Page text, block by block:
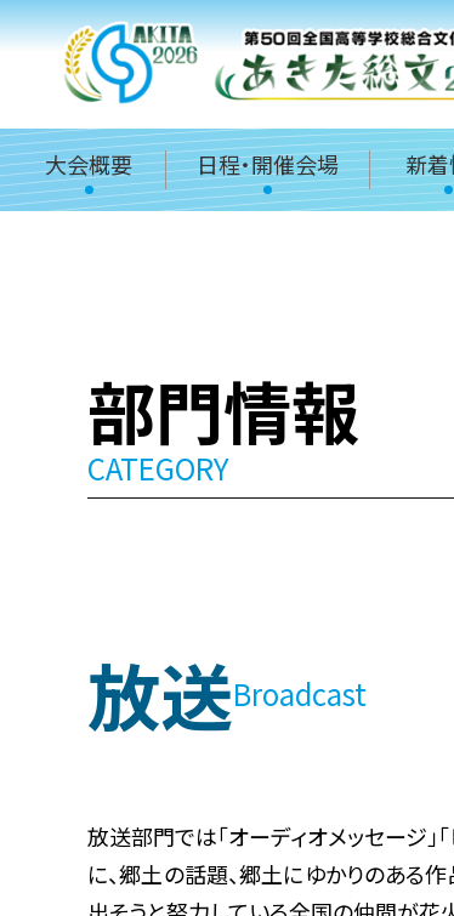
大会概要 日程・開催会場 新
部門情報
CATEGORY
放送Broadcast
放送部門では「オーディオメッセージ」
に、郷土の話題、郷土にゆかりのある